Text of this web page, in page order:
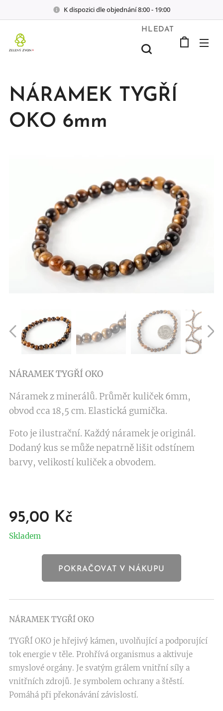
K dispozici dle objednání 8:00 - 19:00
HLEDAT
NÁRAMEK TYGŘÍ
OKO 6mm
NÁRAMEKTYGŘÍ OKO
Náramek z minerálů. Průměr kuliček 6mm,
obvod cca 18,5 cm. Elastická gumička.
Foto je ilustrační. Každý náramek je originál.
Dodaný kus se může nepatrně lišit odstínem
barvy, velikostí kuliček a obvodem.
95,00 Kč
Skladem
POKRAČOVAT V NÁKUPU
NÁRAMEK TYGŘÍ OKO
TYGŘÍ OKO je hřejivý kámen, uvolňující a podporující
tok energie v těle. Prohřívá organismus a aktivuje
smyslové orgány. Je svatým grálem vnitřní síly a
vnitřních zdrojů. Je symbolem ochrany a štěstí.
Pomáhá při překonávání závislostí.